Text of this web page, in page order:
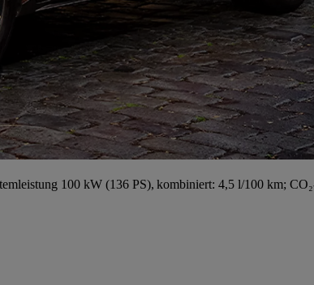
100 kW (136 PS), kombiniert: 4,5 l/100 km;